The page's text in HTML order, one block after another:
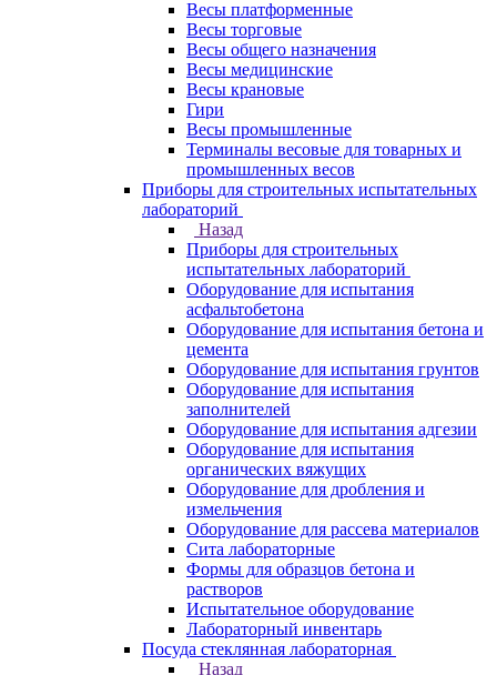
Весы платформенные
Весы торговые
Весы общего назначения
Весы медицинские
Весы крановые
Гири
Весы промышленные
Терминалы весовые для товарных и
промышленных весов
Приборы для строительных испытательных
лабораторий
Назад
Приборы для строительных
испытательных лабораторий
Оборудование для испытания
асфальтобетона
Оборудование для испытания бетона и
цемента
Оборудование для испытания грунтов
Оборудование для испытания
заполнителей
Оборудование для испытания адгезии
Оборудование для испытания
органических вяжущих
Оборудование для дробления и
измельчения
Оборудование для рассева материалов
Сита лабораторные
Формы для образцов бетона и
растворов
Испытательное оборудование
Лабораторный инвентарь
Посуда стеклянная лабораторная
Назад